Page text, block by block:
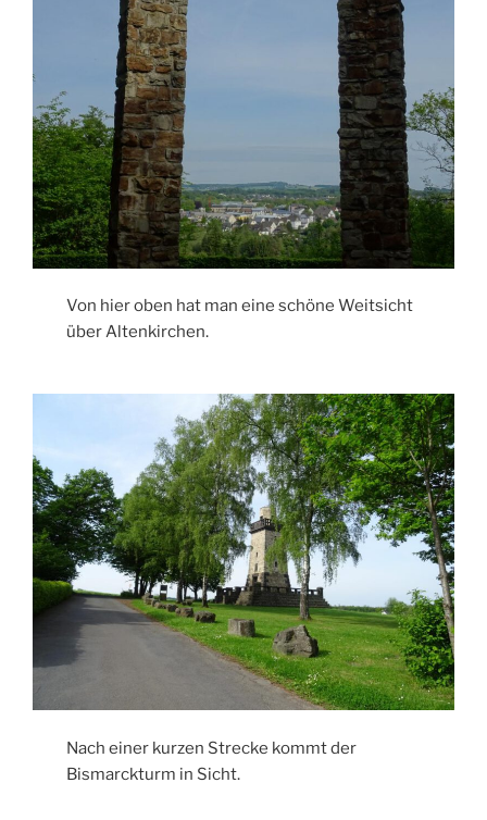
Von hier oben hat man eine schöne Weitsicht
über Altenkirchen.
Nach einer kurzen Strecke kommt der
Bismarckturm in Sicht.